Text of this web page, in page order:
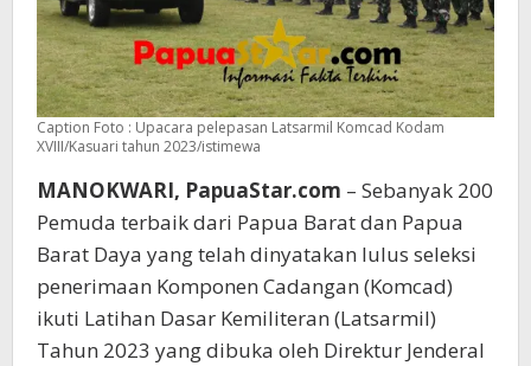
Caption Foto : Upacara pelepasan Latsarmil Komcad Kodam
XVIII/Kasuari tahun 2023/istimewa
MANOKWARI, PapuaStar.com – Sebanyak 200
Pemuda terbaik dari Papua Barat dan Papua
Barat Daya yang telah dinyatakan lulus seleksi
penerimaan Komponen Cadangan (Komcad)
ikuti Latihan Dasar Kemiliteran (Latsarmil)
Tahun 2023 yang dibuka oleh Direktur Jenderal